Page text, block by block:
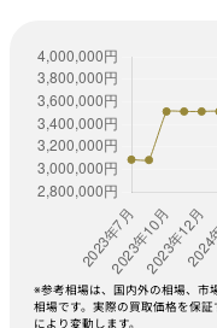
※参考相場は、国内外の相場、市
相場です。実際の買取価格を保
により変動します。